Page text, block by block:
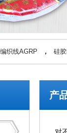
织线AGRP ， 硅
产